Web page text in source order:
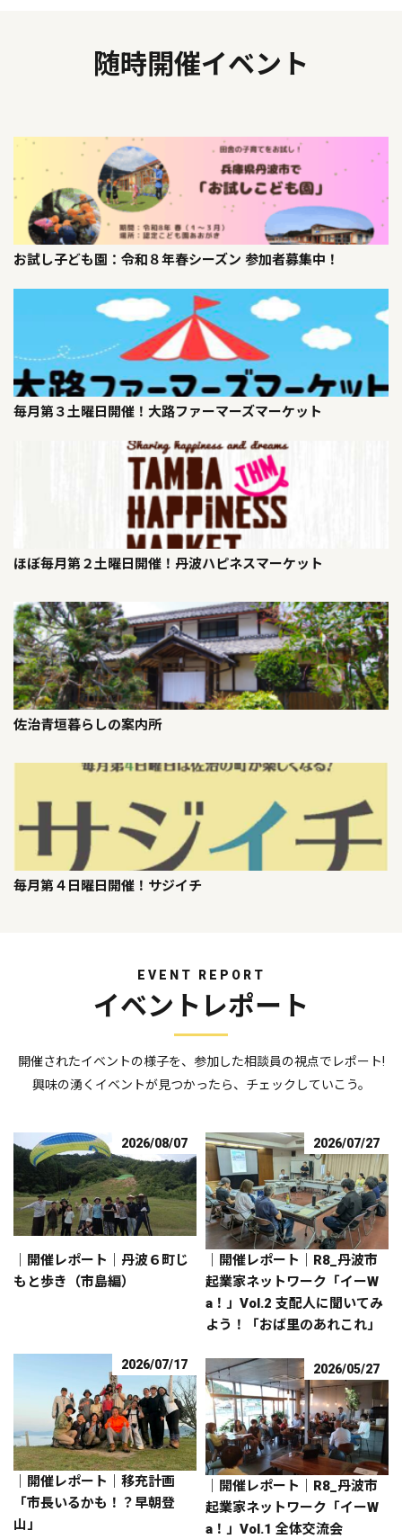
随時開催イベント
お試し子ども園：令和８年春シーズン 参加者募集中！
毎月第３土曜日開催！大路ファーマーズマーケット
ほぼ毎月第２土曜日開催！丹波ハピネスマーケット
佐治青垣暮らしの案内所
毎月第４日曜日開催！サジイチ
EVENT REPORT
イベントレポート
開催されたイベントの様子を、参加した相談員の視点でレポート!
興味の湧くイベントが見つかったら、チェックしていこう。
2026/08/07
｜開催レポート｜丹波６町じ
もと歩き（市島編）
2026/07/27
｜開催レポート｜R8_丹波市
起業家ネットワーク「イーW
a！」Vol.2 支配人に聞いてみ
よう！「おば里のあれこれ」
2026/07/17
｜開催レポート｜移充計画
「市長いるかも！？早朝登
山」
2026/05/27
｜開催レポート｜R8_丹波市
起業家ネットワーク「イーW
a！」Vol.1 全体交流会